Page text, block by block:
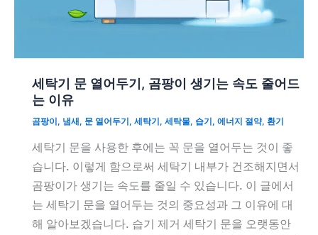
세탁기 문 열어두기, 곰팡이 생기는 속도 줄어드
는 이유
곰팡이 , 냄새 , 문 열어두기 , 세탁기 , 세탁물, 습기 , 에너지 절약, 환기
세탁기 문을 사용한 후에는 꼭 문을 열어두는 것이 좋
습니다. 이렇게 함으로써 세탁기 내부가 건조해지면서
곰팡이가 생기는 속도를 줄일 수 있습니다. 이 글에서
는 세탁기 문을 열어두는 것의 중요성과 그 이유에 대
해 알아보겠습니다. 습기 제거 세탁기 문을 오랫동안